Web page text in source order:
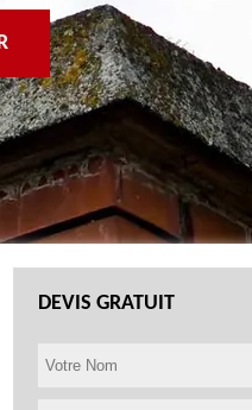
DEVIS GRATUIT